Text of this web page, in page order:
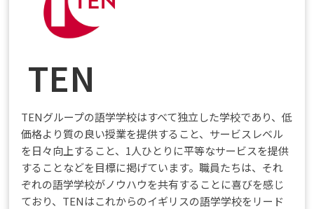
TEN
TENグループの語学学校はすべて独立した学校であり、低
価格より質の良い授業を提供すること、サービスレベル
を日々向上すること、1人ひとりに平等なサービスを提供
することなどを目標に掲げています。職員たちは、それ
ぞれの語学学校がノウハウを共有することに喜びを感じ
ており、TENはこれからのイギリスの語学学校をリード